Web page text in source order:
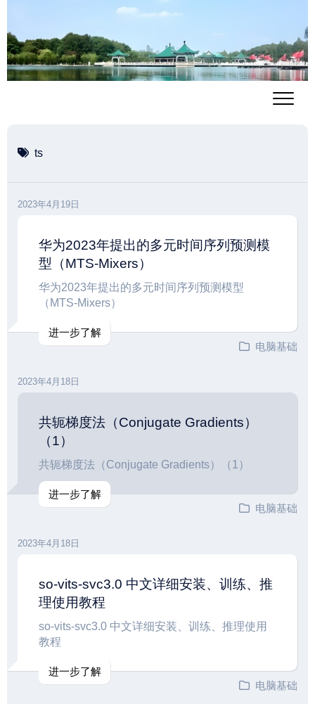
内
容
ts
2023年4月19日
华为2023年提出的多元时间序列预测模
型（MTS-Mixers）
华为2023年提出的多元时间序列预测模型
（MTS-Mixers）
进一步了解
电脑基础
2023年4月18日
共轭梯度法（Conjugate Gradients）
（1）
共轭梯度法（Conjugate Gradients）（1）
进一步了解
电脑基础
2023年4月18日
so-vits-svc3.0 中文详细安装、训练、推
理使用教程
so-vits-svc3.0 中文详细安装、训练、推理使用
教程
进一步了解
电脑基础